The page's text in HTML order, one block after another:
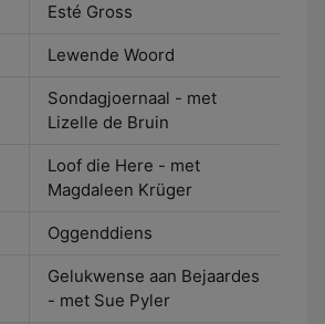
Esté Gross
Lewende Woord
Sondagjoernaal - met
Lizelle de Bruin
Loof die Here - met
Magdaleen Krüger
Oggenddiens
Gelukwense aan Bejaardes
- met Sue Pyler